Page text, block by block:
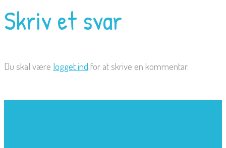
Skriv et svar
Du skal være logget ind for at skrive en kommentar.